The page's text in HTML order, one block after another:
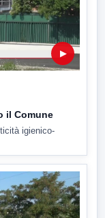
▶
il Comune
igienico-